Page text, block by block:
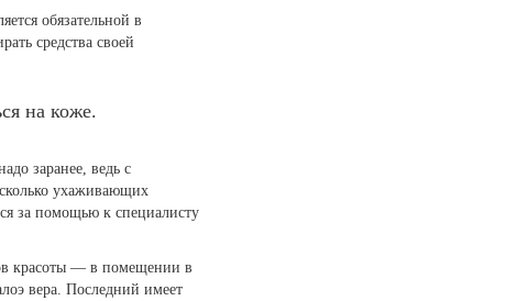
обязательной в
средства своей
на коже.
заранее, ведь с
ухаживающих
за помощью к специалисту
красоты — в помещении в
вера. Последний имеет